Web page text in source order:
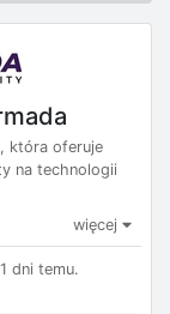
która oferuje
na technologii
więcej
dni temu.